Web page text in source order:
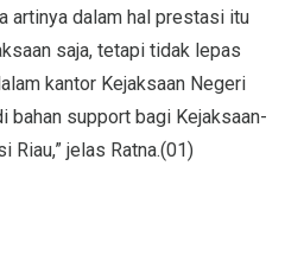
artinya dalam hal prestasi itu
saja, tetapi tidak lepas
kantor Kejaksaan Negeri
bahan support bagi Kejaksaan-
Riau,” jelas Ratna.(01)